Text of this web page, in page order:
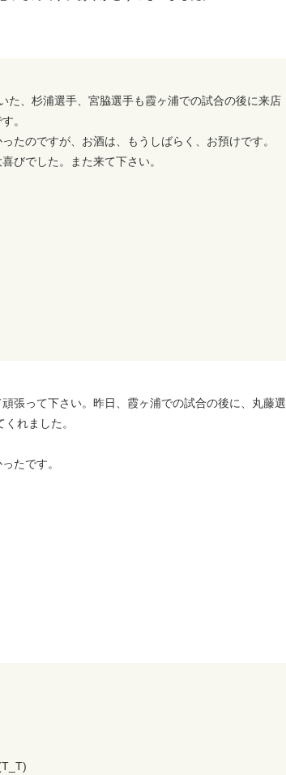
た、杉浦選手、宮脇選手も霞ヶ浦での試合の後に来店
。
たのですが、お酒は、もうしばらく、お預けです。
びでした。また来て下さい。
張って下さい。昨日、霞ヶ浦での試合の後に、丸藤選
れました。
たです。